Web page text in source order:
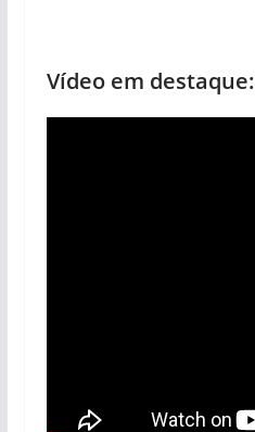
Vídeo em destaque: